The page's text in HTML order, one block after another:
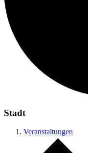
Stadt
Veranstaltungen